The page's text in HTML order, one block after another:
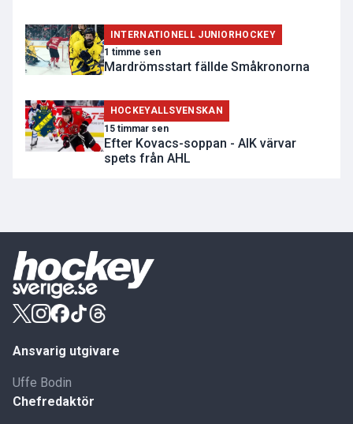
INTERNATIONELL JUNIORHOCKEY
1 timme sen
Mardrömsstart fällde Småkronorna
HOCKEYALLSVENSKAN
15 timmar sen
Efter Kovacs-soppan - AIK värvar
spets från AHL
Ansvarig utgivare
Uffe Bodin
Chefredaktör